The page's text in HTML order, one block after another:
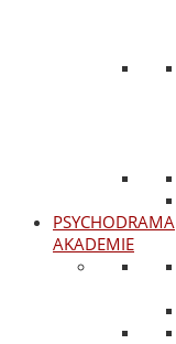
PSYCHODRAMA
AKADEMIE